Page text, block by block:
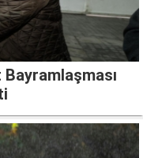
Bayramlaşması